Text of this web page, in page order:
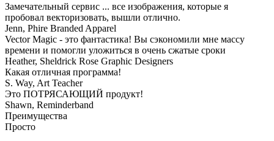
Замечательный сервис ... все изображения, которые я
пробовал векторизовать, вышли отлично.
Jenn, Phire Branded Apparel
Vector Magic - это фантастика! Вы сэкономили мне массу
времени и помогли уложиться в очень сжатые сроки
Heather, Sheldrick Rose Graphic Designers
Какая отличная программа!
S. Way, Art Teacher
Это ПОТРЯСАЮЩИЙ продукт!
Shawn, Reminderband
Преимущества
Просто